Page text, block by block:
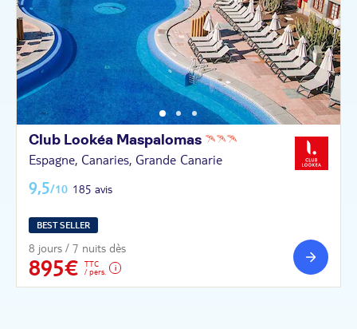
Club Lookéa Maspalomas
Espagne, Canaries, Grande Canarie
9,5/10 185 avis
BEST SELLER
8 jours / 7 nuits dès
895€
TTC
/ pers.